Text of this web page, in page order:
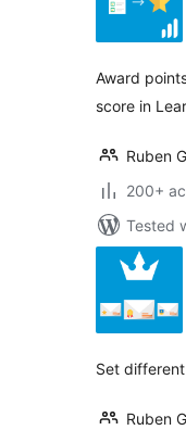
Award
score in
Ruben
200+
Tested
Set
Ruben